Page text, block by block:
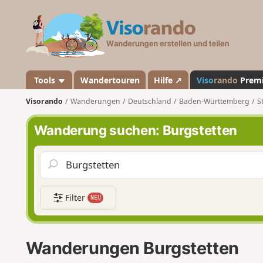
a
n
d
o
Tools Wandertouren Hilfe ↗ Visorando
Visorando Wanderungen Deutschland Baden-Württemberg
Wanderung suchen: Burgstetten
Filter NEU
Wanderungen Burgstetten